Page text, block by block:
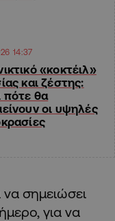
14:37
«κοκτέιλ»
και ζέστης:
πότε θα
οι υψηλές
σημειώσει
για να